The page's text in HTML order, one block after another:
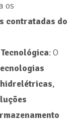
os
contratadas do
: O
hidrelétricas,